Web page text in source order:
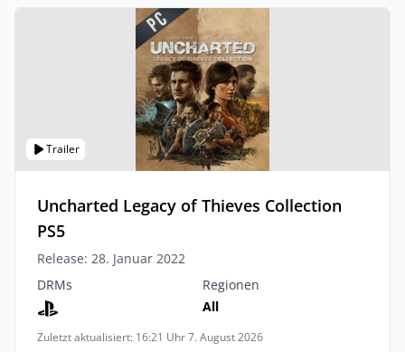
Trailer
Uncharted Legacy of Thieves Collection
PS5
Release: 28. Januar 2022
DRMs
Regionen
All
Zuletzt aktualisiert: 16:21 Uhr 7. August 2026